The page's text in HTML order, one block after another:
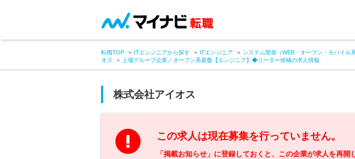
転職TOP ITエンジニアから探す ITエンジニア システム開発（WEB・オープン・モバイル系
オス
上場グループ企業／オープン系基盤【エンジニア】◆リーダー候補の求人情報
株式会社アイオス
この求人は現在募集を行っていません。
「掲載お知らせ」に登録しておくと、この企業が求人を再開